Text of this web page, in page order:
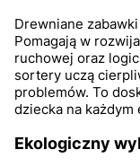
Drewniane
Pomagają w
ruchowej oraz
sortery uczą
problemów. To
dziecka na każdym
Ekologiczny